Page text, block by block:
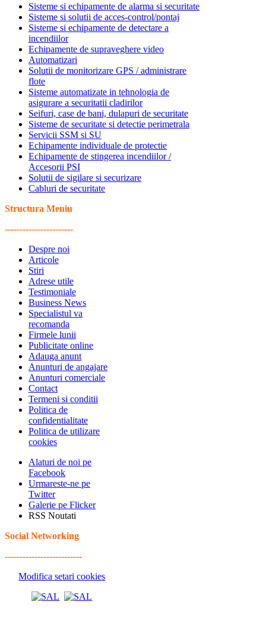
Sisteme si echipamente de alarma si securitate
Sisteme si solutii de acces-control/pontaj
Sisteme si echipamente de detectare a
incendiilor
Echipamente de supraveghere video
Automatizari
Solutii de monitorizare GPS / administrare
flote
Sisteme automatizate in tehnologia de
asigurare a securitatii cladirilor
Seifuri, case de bani, dulapuri de securitate
Sisteme de securitate si detectie perimetrala
Servicii SSM si SU
Echipamente individuale de protectie
Echipamente de stingerea incendiilor /
Accesorii PSI
Solutii de sigilare si securizare
Cabluri de securitate
Structura Meniu
-----------------------
Despre noi
Articole
Stiri
Adrese utile
Testimoniale
Business News
Specialistul va
recomanda
Firmele lunii
Publicitate online
Adauga anunt
Anunturi de angajare
Anunturi comerciale
Contact
Termeni si conditii
Politica de
confidentialitate
Politica de utilizare
cookies
Alaturi de noi pe
Facebook
Urmareste-ne pe
Twitter
Galerie pe Flicker
RSS Noutati
Social Networking
--------------------------
Modifica setari cookies